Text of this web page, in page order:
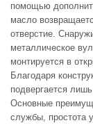
помощью
масло
отверстие.
металлическое
монтируется в
Благодаря
подвергается
Основные
службы, простота